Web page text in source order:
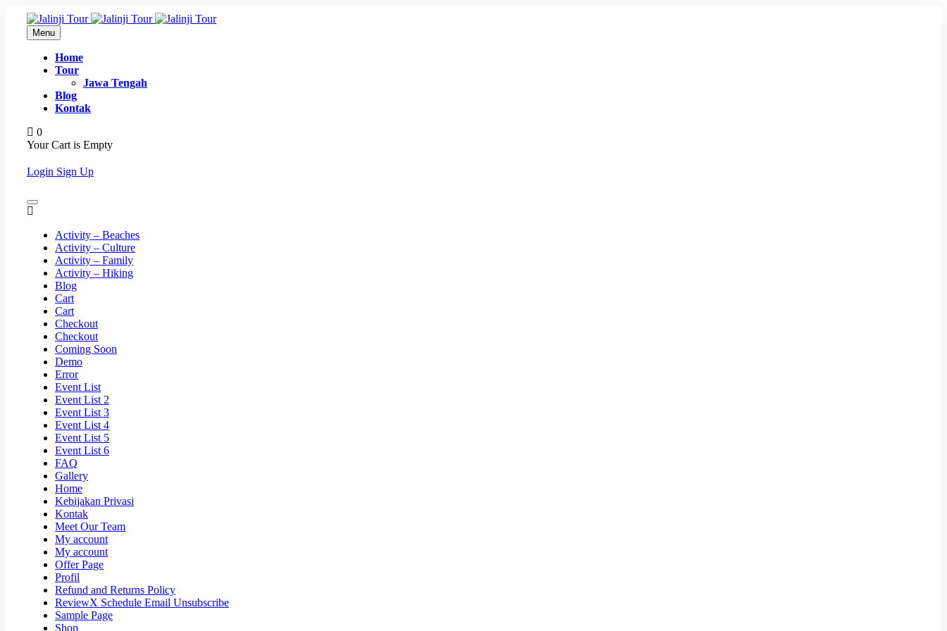
Menu
Home
Tour
Jawa Tengah
Blog
Kontak
0
Your Cart is Empty
Login Sign Up
Activity – Beaches
Activity – Culture
Activity – Family
Activity – Hiking
Blog
Cart
Cart
Checkout
Checkout
Coming Soon
Demo
Error
Event List
Event List 2
Event List 3
Event List 4
Event List 5
Event List 6
FAQ
Gallery
Home
Kebijakan Privasi
Kontak
Meet Our Team
My account
My account
Offer Page
Profil
Refund and Returns Policy
ReviewX Schedule Email Unsubscribe
Sample Page
Shop